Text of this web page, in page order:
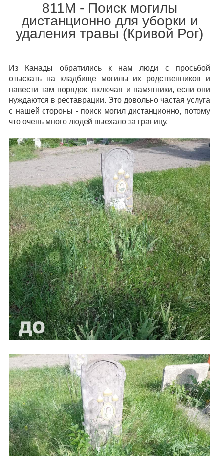
811M - Поиск могилы
дистанционно для уборки и
удаления травы (Кривой Рог)
Из Канады обратились к нам люди с просьбой
отыскать на кладбище могилы их родственников и
навести там порядок, включая и памятники, если они
нуждаются в реставрации. Это довольно частая услуга
с нашей стороны - поиск могил дистанционно, потому
что очень много людей выехало за границу.